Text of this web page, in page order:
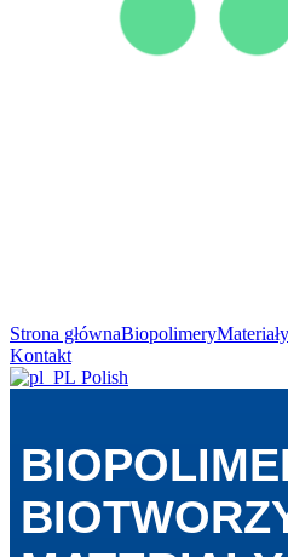
Strona głównaBiopolimery
Kontakt
Polish